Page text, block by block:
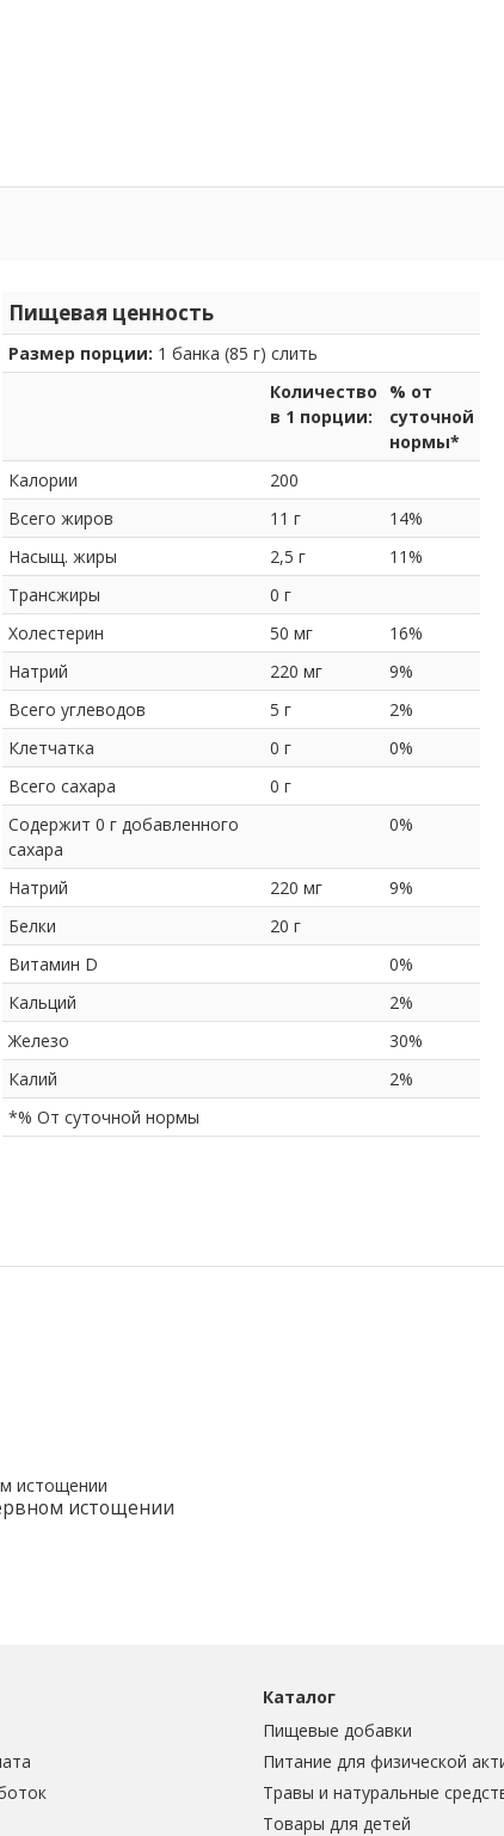
Пищевая ценность
Размер порции: 1 банка (85 г) слить
Количество
в 1 порции:
% от
суточной
нормы*
Калории
200
Всего жиров
11 г
14%
Насыщ. жиры
2,5 г
11%
Трансжиры
0 г
Холестерин
50 мг
16%
Натрий
220 мг
9%
Всего углеводов
5 г
2%
Клетчатка
0 г
0%
Всего сахара
0 г
Содержит 0 г добавленного
сахара
0%
Натрий 220 мг
9%
Белки
20 г
Витамин D
0%
Кальций
2%
Железо
30%
Калий
2%
*% От суточной нормы
истощении
Каталог
Пищевые добавки
Питание для физической
Травы и натуральные
Товары для детей